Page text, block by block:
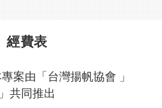
經費表
案由「台灣揚帆協會 」
共同推出